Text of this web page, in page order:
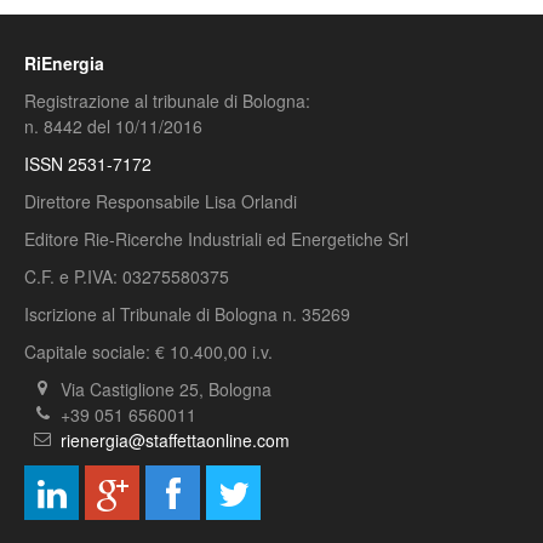
RiEnergia
Registrazione al tribunale di Bologna:
n. 8442 del 10/11/2016
ISSN 2531-7172
Direttore Responsabile Lisa Orlandi
Editore Rie-Ricerche Industriali ed Energetiche Srl
C.F. e P.IVA: 03275580375
Iscrizione al Tribunale di Bologna n. 35269
Capitale sociale: € 10.400,00 i.v.
Via Castiglione 25, Bologna
+39 051 6560011
rienergia@staffettaonline.com